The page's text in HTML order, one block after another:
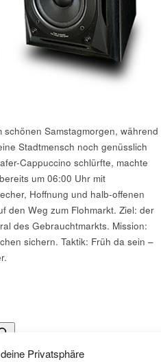
Privatsphäre
schönen Samstagmorgen, während
Stadtmensch noch genüsslich
Cappuccino schlürfte, machte
um 06:00 Uhr mit
Hoffnung und halb-offenen
den Weg zum Flohmarkt. Ziel: der
des Gebrauchtmarkts. Mission:
sichern. Taktik: Früh da sein –
+491794761922